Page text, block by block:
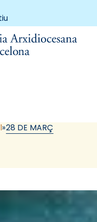
28 DE MARÇ